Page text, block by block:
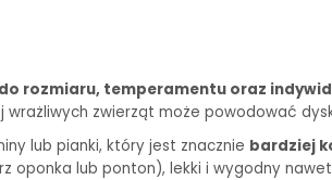
rozmiaru, temperamentu oraz
zwierząt może powodować
lub pianki, który jest znacznie bardziej
oponka lub ponton), lekki i wygodny